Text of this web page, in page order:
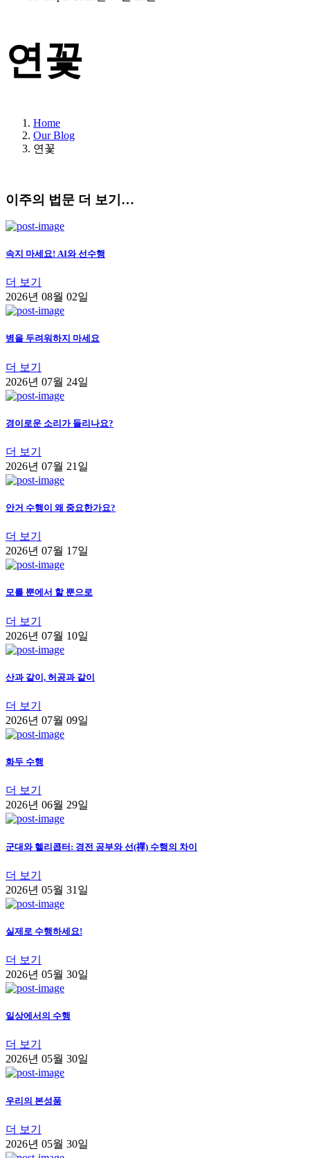
연꽃
Home
Our Blog
연꽃
이주의 법문 더 보기…
속지 마세요! AI와 선수행
더 보기
2026년 08월 02일
병을 두려워하지 마세요
더 보기
2026년 07월 24일
경이로운 소리가 들리나요?
더 보기
2026년 07월 21일
안거 수행이 왜 중요한가요?
더 보기
2026년 07월 17일
모를 뿐에서 할 뿐으로
더 보기
2026년 07월 10일
산과 같이, 허공과 같이
더 보기
2026년 07월 09일
화두 수행
더 보기
2026년 06월 29일
군대와 헬리콥터: 경전 공부와 선(禪) 수행의 차이
더 보기
2026년 05월 31일
실제로 수행하세요!
더 보기
2026년 05월 30일
일상에서의 수행
더 보기
2026년 05월 30일
우리의 본성품
더 보기
2026년 05월 30일